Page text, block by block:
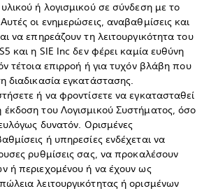
ή λογισμικού σε σύνδεση με το
οι ενημερώσεις, αναβαθμίσεις και
να επηρεάζουν τη λειτουργικότητα του
και η SIE Inc δεν φέρει καμία ευθύνη
τέτοια επιρροή ή για τυχόν βλάβη που
διαδικασία εγκατάστασης.
ή να φροντίσετε να εγκατασταθεί
του Λογισμικού Συστήματος, όσο
δυνατόν. Ορισμένες
ή υπηρεσίες ενδέχεται να
ρυθμίσεις σας, να προκαλέσουν
ή περιεχομένου ή να έχουν ως
λειτουργικότητας ή ορισμένων